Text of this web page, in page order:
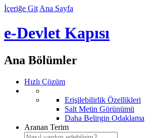
İçeriğe Git Ana Sayfa
e-Devlet Kapısı
Ana Bölümler
Hızlı Çözüm
Erişilebilirlik Özellikleri
Salt Metin Görünümü
Daha Belirgin Odaklama
Aranan Terim